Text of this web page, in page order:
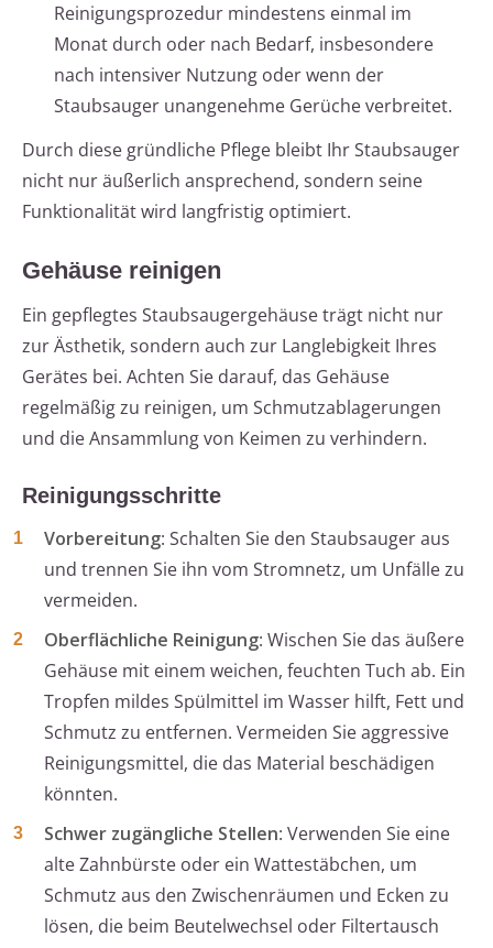
Reinigungsprozedur mindestens einmal im
Monat durch oder nach Bedarf, insbesondere
nach intensiver Nutzung oder wenn der
Staubsauger unangenehme Gerüche verbreitet.
Durch diese gründliche Pflege bleibt Ihr Staubsauger
nicht nur äußerlich ansprechend, sondern seine
Funktionalität wird langfristig optimiert.
Gehäuse reinigen
Ein gepflegtes Staubsaugergehäuse trägt nicht nur
zur Ästhetik, sondern auch zur Langlebigkeit Ihres
Gerätes bei. Achten Sie darauf, das Gehäuse
regelmäßig zu reinigen, um Schmutzablagerungen
und die Ansammlung von Keimen zu verhindern.
Reinigungsschritte
Vorbereitung: Schalten Sie den Staubsauger aus
und trennen Sie ihn vom Stromnetz, um Unfälle zu
vermeiden.
Oberflächliche Reinigung: Wischen Sie das äußere
Gehäuse mit einem weichen, feuchten Tuch ab. Ein
Tropfen mildes Spülmittel im Wasser hilft, Fett und
Schmutz zu entfernen. Vermeiden Sie aggressive
Reinigungsmittel, die das Material beschädigen
könnten.
Schwer zugängliche Stellen: Verwenden Sie eine
alte Zahnbürste oder ein Wattestäbchen, um
Schmutz aus den Zwischenräumen und Ecken zu
lösen, die beim Beutelwechsel oder Filtertausch